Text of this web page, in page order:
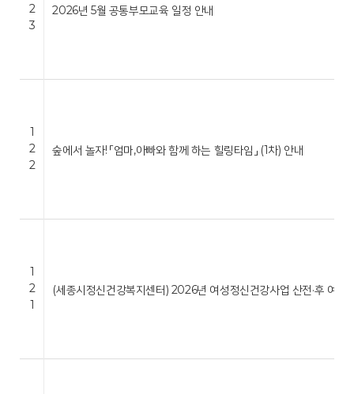
2
3
2026년 5월 공통부모교육 일정 안내
1
2
2
숲에서 놀자! 「엄마,아빠와 함께 하는 힐링타임」 (1차) 안내
1
2
1
(세종시정신건강복지센터) 2026년 여성정신건강사업 산전·후 여성